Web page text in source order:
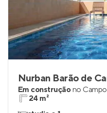
Nurban Barão de
Em construçãono
24 m²